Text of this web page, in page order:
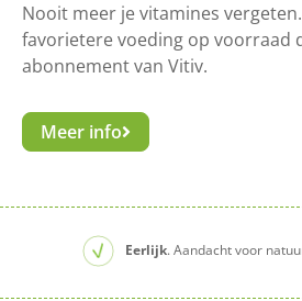
Nooit meer je vitamines
favorietere voeding op voorraad
abonnement van Vitiv.
Meer info
Eerlijk. Aandacht voor